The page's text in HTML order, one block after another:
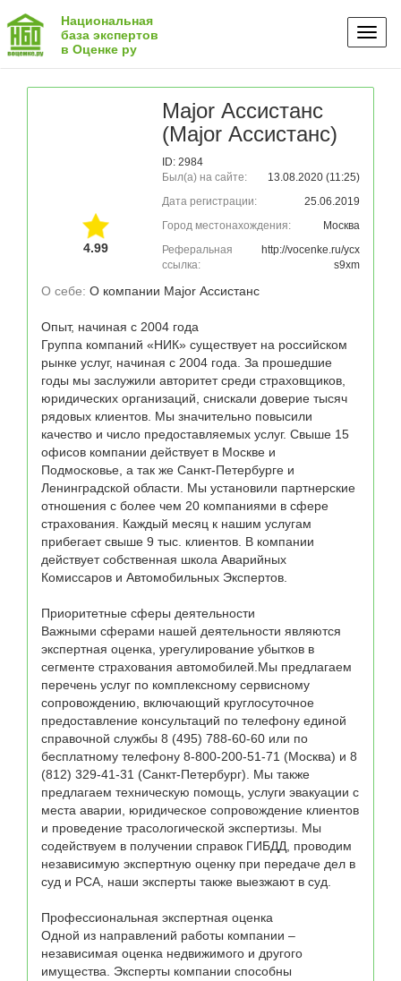
Национальная
база экспертов
в Оценке ру
4.99
Major Ассистанс
(Major Ассистанс)
ID: 2984
Был(а) на сайте:
13.08.2020 (11:25)
Дата регистрации:
25.06.2019
Город местонахождения:
Москва
Реферальная
ссылка:
http://vocenke.ru/ycx
s9xm
О себе: О компании Major Ассистанс
Опыт, начиная с 2004 года
Группа компаний «НИК» существует на российском
рынке услуг, начиная с 2004 года. За прошедшие
годы мы заслужили авторитет среди страховщиков,
юридических организаций, снискали доверие тысяч
рядовых клиентов. Мы значительно повысили
качество и число предоставляемых услуг. Свыше 15
офисов компании действует в Москве и
Подмосковье, а так же Санкт-Петербурге и
Ленинградской области. Мы установили партнерские
отношения с более чем 20 компаниями в сфере
страхования. Каждый месяц к нашим услугам
прибегает свыше 9 тыс. клиентов. В компании
действует собственная школа Аварийных
Комиссаров и Автомобильных Экспертов.
Приоритетные сферы деятельности
Важными сферами нашей деятельности являются
экспертная оценка, урегулирование убытков в
сегменте страхования автомобилей.Мы предлагаем
перечень услуг по комплексному сервисному
сопровождению, включающий круглосуточное
предоставление консультаций по телефону единой
справочной службы 8 (495) 788-60-60 или по
бесплатному телефону 8-800-200-51-71 (Москва) и 8
(812) 329-41-31 (Санкт-Петербург). Мы также
предлагаем техническую помощь, услуги эвакуации с
места аварии, юридическое сопровождение клиентов
и проведение трасологической экспертизы. Мы
содействуем в получении справок ГИБДД, проводим
независимую экспертную оценку при передаче дел в
суд и РСА, наши эксперты также выезжают в суд.
Профессиональная экспертная оценка
Одной из направлений работы компании –
независимая оценка недвижимого и другого
имущества. Эксперты компании способны